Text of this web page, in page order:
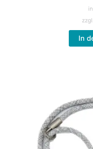
zzgl.
In